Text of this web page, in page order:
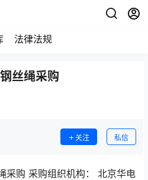
法律法规
丝绳采购
关注 私信
采购 采购组织机构： 北京华电